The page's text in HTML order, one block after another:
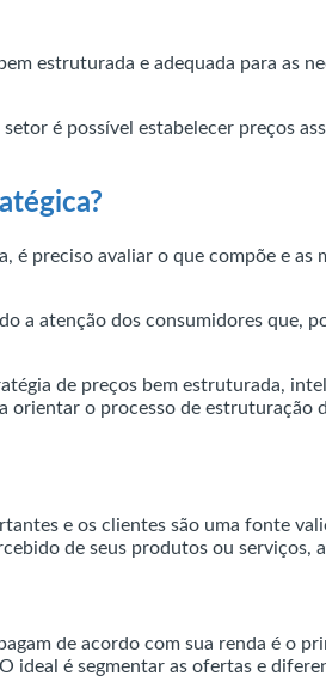
estruturada e adequada para as
é possível estabelecer preços
é preciso avaliar o que compõe e
a atenção dos consumidores que,
de preços bem estruturada,
orientar o processo de
e os clientes são uma fonte
de seus produtos ou serviços,
de acordo com sua renda é o
é segmentar as ofertas e